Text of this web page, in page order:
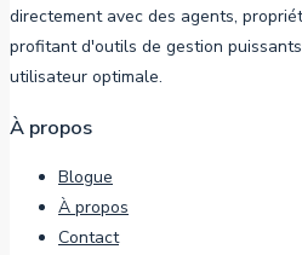
directement avec des agents,
profitant d'outils de gestion
utilisateur optimale.
À propos
Blogue
À propos
Contact